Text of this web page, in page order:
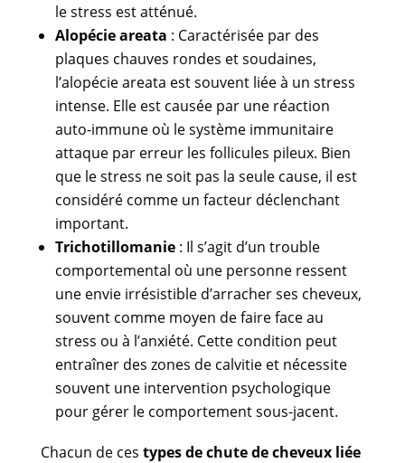
le stress est atténué.
Alopécie areata : Caractérisée par des
plaques chauves rondes et soudaines,
l’alopécie areata est souvent liée à un stress
intense. Elle est causée par une réaction
auto-immune où le système immunitaire
attaque par erreur les follicules pileux. Bien
que le stress ne soit pas la seule cause, il est
considéré comme un facteur déclenchant
important.
Trichotillomanie: Il s’agit d’un trouble
comportemental où une personne ressent
une envie irrésistible d’arracher ses cheveux,
souvent comme moyen de faire face au
stress ou à l’anxiété. Cette condition peut
entraîner des zones de calvitie et nécessite
souvent une intervention psychologique
pour gérer le comportement sous-jacent.
Chacun de ces types de chute de cheveux liée